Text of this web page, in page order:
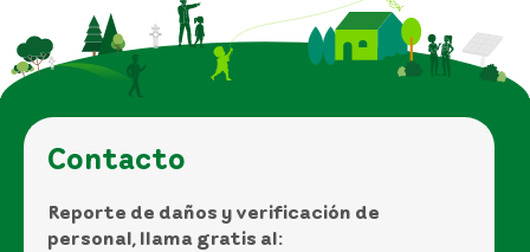
Contacto
Reporte de daños y verificación de
personal, llama gratis al: